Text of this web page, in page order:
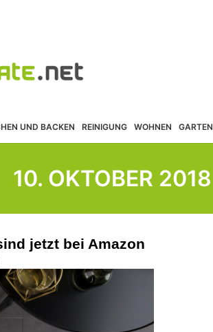
UND BACKEN REINIGUNG WOHNEN GARTEN
10. OKTOBER 2018
jetzt bei Amazon